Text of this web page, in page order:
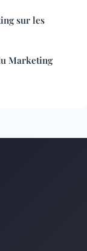
sur les
Marketing